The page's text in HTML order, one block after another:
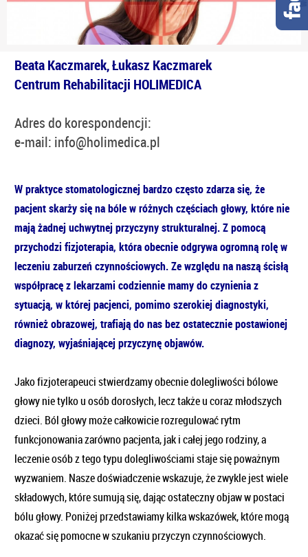
Beata Kaczmarek, Łukasz Kaczmarek
Centrum Rehabilitacji HOLIMEDICA
Adres do korespondencji:
e-mail: info@holimedica.pl
W praktyce stomatologicznej bardzo często zdarza się, że
pacjent skarży się na bóle w różnych częściach głowy, które nie
mają żadnej uchwytnej przyczyny strukturalnej. Z pomocą
przychodzi fizjoterapia, która obecnie odgrywa ogromną rolę w
leczeniu zaburzeń czynnościowych. Ze względu na naszą ścisłą
współpracę z lekarzami codziennie mamy do czynienia z
sytuacją, w której pacjenci, pomimo szerokiej diagnostyki,
również obrazowej, trafiają do nas bez ostatecznie postawionej
diagnozy, wyjaśniającej przyczynę objawów.
Jako fizjoterapeuci stwierdzamy obecnie dolegliwości bólowe
głowy nie tylko u osób dorosłych, lecz także u coraz młodszych
dzieci. Ból głowy może całkowicie rozregulować rytm
funkcjonowania zarówno pacjenta, jak i całej jego rodziny, a
leczenie osób z tego typu dolegliwościami staje się poważnym
wyzwaniem. Nasze doświadczenie wskazuje, że zwykle jest wiele
składowych, które sumują się, dając ostateczny objaw w postaci
bólu głowy. Poniżej przedstawiamy kilka wskazówek, które mogą
okazać się pomocne w szukaniu przyczyn czynnościowych.